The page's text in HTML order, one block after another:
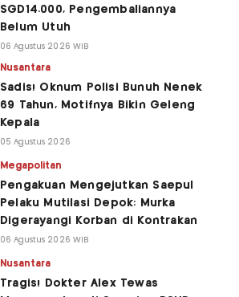
SGD14.000, Pengembaliannya
Belum Utuh
06 Agustus 2026 WIB
Nusantara
Sadis! Oknum Polisi Bunuh Nenek
69 Tahun, Motifnya Bikin Geleng
Kepala
05 Agustus 2026
Megapolitan
Pengakuan Mengejutkan Saepul
Pelaku Mutilasi Depok: Murka
Digerayangi Korban di Kontrakan
06 Agustus 2026 WIB
Nusantara
Tragis! Dokter Alex Tewas